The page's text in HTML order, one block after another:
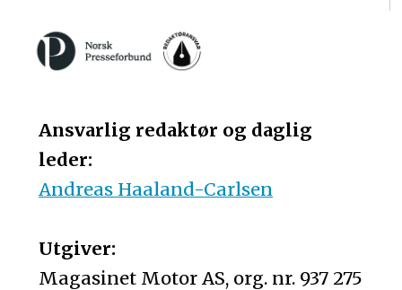
Ansvarlig redaktør og daglig
leder:
Andreas Haaland-Carlsen
Utgiver:
Magasinet Motor AS, org. nr. 937 275